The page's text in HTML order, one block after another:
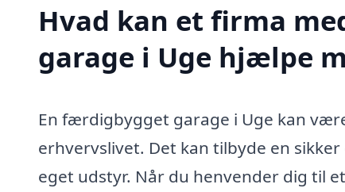
Hvad kan et firma
garage i Uge hjælpe
En færdigbygget garage i Uge kan
erhvervslivet. Det kan tilbyde en
eget udstyr. Når du henvender dig til